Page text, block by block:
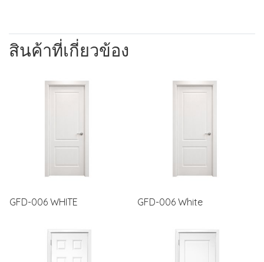
สินค้าที่เกี่ยวข้อง
GFD-006 WHITE GFD-006 White